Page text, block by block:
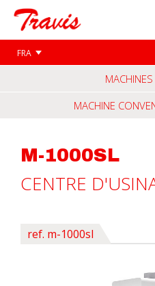
FRA
MACHINE
M-1000SL
CENTRE
ref. m-1000sl